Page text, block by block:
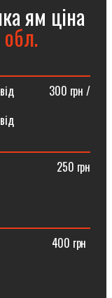
ям ціна
від ⠀⠀⠀⠀300 грн /
грн
грн